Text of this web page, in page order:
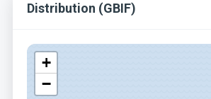
Distribution (GBIF)
+
−